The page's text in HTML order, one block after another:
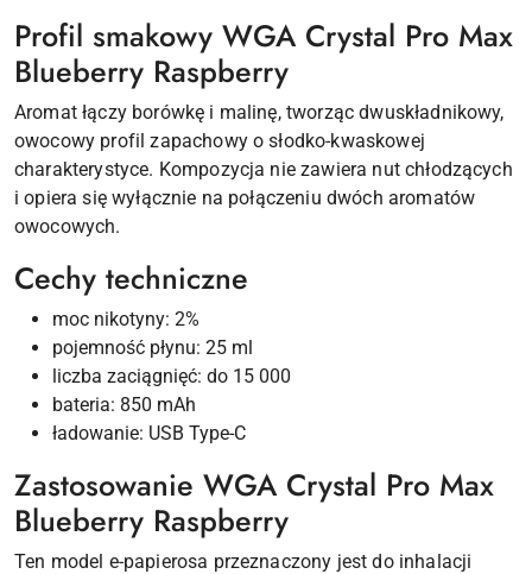
Profil smakowy WGA Crystal Pro Max
Blueberry Raspberry
Aromat łączy borówkę i malinę, tworząc dwuskładnikowy,
owocowy profil zapachowy o słodko-kwaskowej
charakterystyce. Kompozycja nie zawiera nut chłodzących
i opiera się wyłącznie na połączeniu dwóch aromatów
owocowych.
Cechy techniczne
moc nikotyny: 2%
pojemność płynu: 25 ml
liczba zaciągnięć: do 15 000
bateria: 850 mAh
ładowanie: USB Type-C
Zastosowanie WGA Crystal Pro Max
Blueberry Raspberry
Ten model e-papierosa przeznaczony jest do inhalacji